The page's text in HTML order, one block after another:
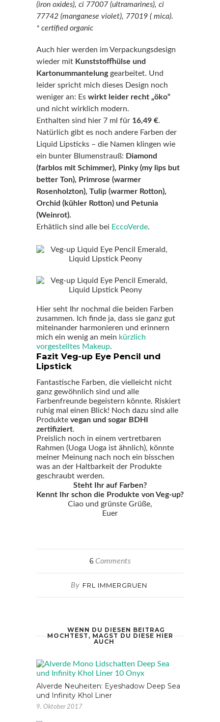
(iron oxides), ci 77007 (ultramarines), ci
77742 (manganese violet), 77019 ( mica).
* certified organic
Auch hier werden im Verpackungsdesign
wieder mit Kunststoffhülse und
Kartonummantelunggearbeitet. Und
leider spricht mich dieses Design noch
weniger an: Es wirkt leider recht „öko“
und nicht wirklich modern.
Enthalten sind hier 7 ml für 16,49 €.
Natürlich gibt es noch andere Farben der
Liquid Lipsticks – die Namen klingen wie
ein bunter Blumenstrauß: Diamond
(farblos mit Schimmer), Pinky (my lips but
better Ton), Primrose (warmer
Rosenholzton), Tulip (warmer Rotton),
Orchid (kühler Rotton) und Petunia
(Weinrot).
Erhätlich sind alle bei EccoVerde.
Hier seht Ihr nochmal die beiden Farben
zusammen. Ich finde ja, dass sie ganz gut
miteinander harmonieren und erinnern
mich ein wenig an mein kürzlich
vorgestelltes Makeup.
Fazit Veg-up Eye Pencil und
Lipstick
Fantastische Farben, die vielleicht nicht
ganz gewöhnlich sind und alle
Farbenfreunde begeistern könnte. Riskiert
ruhig mal einen Blick! Noch dazu sind alle
Produkte vegan und sogar BDHI
zertifiziert.
Preislich noch in einem vertretbaren
Rahmen (Uoga Uoga ist ähnlich), könnte
meiner Meinung nach noch ein bisschen
was an der Haltbarkeit der Produkte
geschraubt werden.
Steht Ihr auf Farben?
Kennt Ihr schon die Produkte von Veg-up?
Ciao und grünste Grüße,
Euer
6 Comments
By FRL IMMERGRUEN
WENN DU DIESEN BEITRAG
MOCHTEST, MAGST DU DIESE HIER
AUCH
Alverde Neuheiten: Eyeshadow Deep Sea
und Infinity Khol Liner
9. Oktober 2017